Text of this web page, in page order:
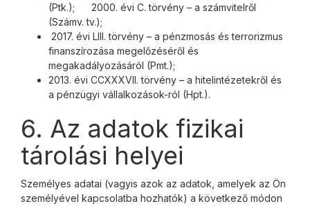
(Ptk.); 2000. évi C. törvény – a számvitelről
(Számv. tv.);
2017. évi LIII. törvény – a pénzmosás és terrorizmus
finanszírozása megelőzéséről és
megakadályozásáról (Pmt.);
2013. évi CCXXXVII. törvény – a hitelintézetekről és
a pénzügyi vállalkozások-ról (Hpt.).
6. Az adatok fizikai
tárolási helyei
Személyes adatai (vagyis azok az adatok, amelyek az Ön
személyével kapcsolatba hozhatók) a következő módon